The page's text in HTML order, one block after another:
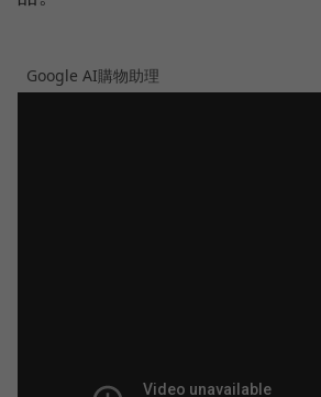
Google AI購物助理